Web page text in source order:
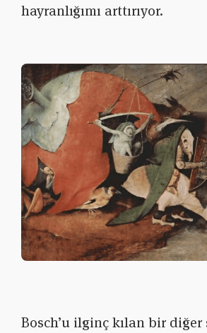
hayranlığımı arttırıyor.
Bosch’u ilginç kılan bir diğer